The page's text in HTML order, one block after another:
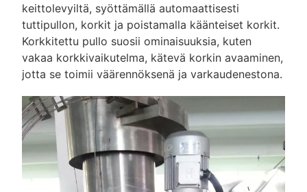
keittolevyiltä, syöttämällä automaattisesti
tuttipullon, korkit ja poistamalla käänteiset korkit.
Korkkitettu pullo suosii ominaisuuksia, kuten
vakaa korkkivaikutelma, kätevä korkin avaaminen,
jotta se toimii väärennöksenä ja varkaudenestona.